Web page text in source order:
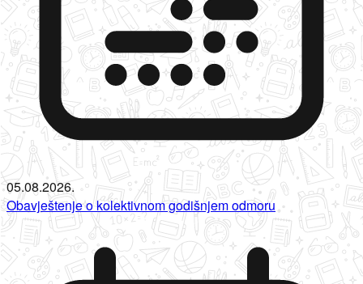
05.08.2026.
Obavještenje o kolektivnom godišnjem odmoru